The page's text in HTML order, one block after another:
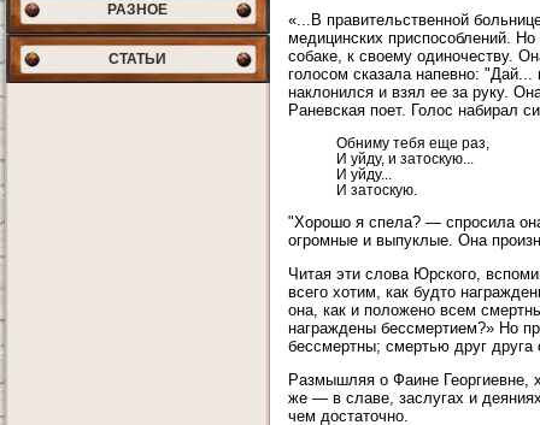
РАЗНОЕ
СТАТЬИ
«...В правительственной
медицинских приспособлений.
собаке, к своему одиночеству.
голосом сказала напевно:
наклонился и взял ее за руку.
Раневская поет. Голос набирал
Обниму тебя еще раз,
И уйду, и затоскую...
И уйду...
И затоскую.
"Хорошо я спела? — спросила
огромные и выпуклые. Она
Читая эти слова Юрского,
всего хотим, как будто
она, как и положено всем
награждены бессмертием?» Но
бессмертны; смертью друг
Размышляя о Фаине Георгиевне,
же — в славе, заслугах и
чем достаточно.